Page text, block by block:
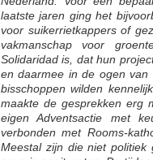
laatste jaren ging het
voor suikerrietkappers of
vakmanschap voor
Solidaridad is, dat hun
en daarmee in de ogen van
bisschoppen wilden
maakte de gesprekken erg
eigen Adventsactie met
verbonden met Rooms-
Meestal zijn die niet